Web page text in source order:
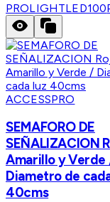
PROLIGHTLED100
ACCESSPRO
SEMAFORO DE
SEÑALIZACION
Amarillo y Verde
Diametro de
40cms